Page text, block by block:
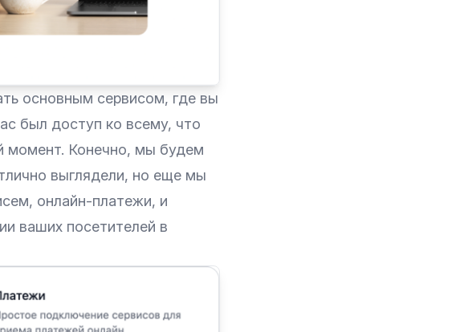
основным сервисом, где вы
был доступ ко всему, что
момент. Конечно, мы будем
выглядели, но еще мы
онлайн-платежи, и
ваших посетителей в